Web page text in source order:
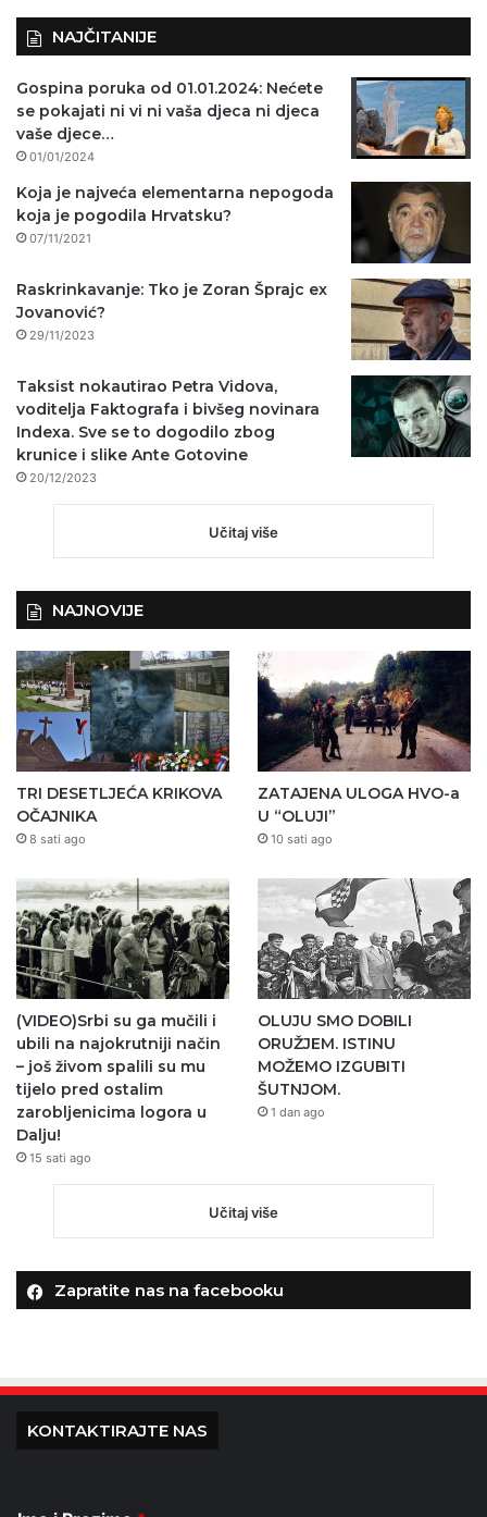
NAJČITANIJE
Gospina poruka od 01.01.2024: Nećete
se pokajati ni vi ni vaša djeca ni djeca
vaše djece…
01/01/2024
Koja je najveća elementarna nepogoda
koja je pogodila Hrvatsku?
07/11/2021
Raskrinkavanje: Tko je Zoran Šprajc ex
Jovanović?
29/11/2023
Taksist nokautirao Petra Vidova,
voditelja Faktografa i bivšeg novinara
Indexa. Sve se to dogodilo zbog
krunice i slike Ante Gotovine
20/12/2023
Učitaj više
NAJNOVIJE
TRI DESETLJEĆA KRIKOVA
OČAJNIKA
8 sati ago
ZATAJENA ULOGA HVO-a
U “OLUJI”
10 sati ago
(VIDEO)Srbi su ga mučili i
ubili na najokrutniji način
– još živom spalili su mu
tijelo pred ostalim
zarobljenicima logora u
Dalju!
15 sati ago
OLUJU SMO DOBILI
ORUŽJEM. ISTINU
MOŽEMO IZGUBITI
ŠUTNJOM.
1 dan ago
Učitaj više
Zapratite nas na facebooku
KONTAKTIRAJTE NAS